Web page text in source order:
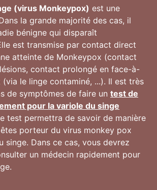
(virus Monkeypox) est une
la grande majorité des cas, il
bénigne qui disparaît
est transmise par contact direct
atteinte de Monkeypox (contact
contact prolongé en face-à-
le linge contaminé, ...). Il est très
de symptômes de faire un test de
pour la variole du singe
test permettra de savoir de manière
porteur du virus monkey pox
singe. Dans ce cas, vous devrez
un médecin rapidement pour